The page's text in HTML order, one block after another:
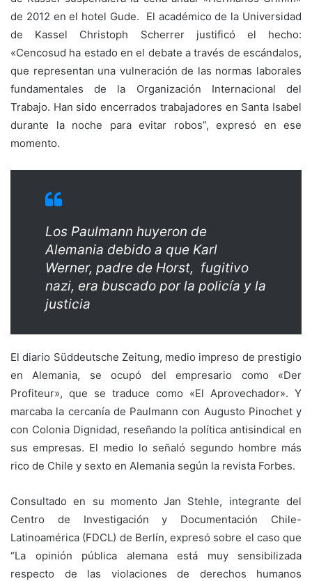
de 2012 en el hotel Gude. El académico de la Universidad
de Kassel Christoph Scherrer justificó el hecho:
«Cencosud ha estado en el debate a través de escándalos,
que representan una vulneración de las normas laborales
fundamentales de la Organización Internacional del
Trabajo. Han sido encerrados trabajadores en Santa Isabel
durante la noche para evitar robos”, expresó en ese
momento.
Los Paulmann huyeron de
Alemania debido a que Karl
Werner, padre de Horst, fugitivo
nazi, era buscado por la policía y la
justicia
El diario Süddeutsche Zeitung, medio impreso de prestigio
en Alemania, se ocupó del empresario como «Der
Profiteur», que se traduce como «El Aprovechador». Y
marcaba la cercanía de Paulmann con Augusto Pinochet y
con Colonia Dignidad, reseñando la política antisindical en
sus empresas. El medio lo señaló segundo hombre más
rico de Chile y sexto en Alemania según la revista Forbes.
Consultado en su momento Jan Stehle, integrante del
Centro de Investigación y Documentación Chile-
Latinoamérica (FDCL) de Berlín, expresó sobre el caso que
“La opinión pública alemana está muy sensibilizada
respecto de las violaciones de derechos humanos